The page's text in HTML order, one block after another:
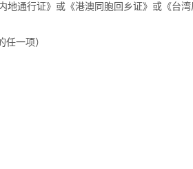
地通行证》或《港澳同胞回乡证》或《台
一项）